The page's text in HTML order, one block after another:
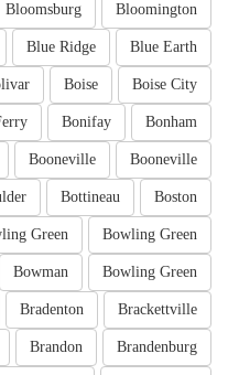
Bloomington
Bloomsburg
Blue Earth
Blue Ridge
Boise City
Boise
Bonham
Bonifay
Booneville
Booneville
Boston
Bottineau
Bowling Green
Green
Bowling Green
Bowman
Brackettville
Bradenton
Brandenburg
Brandon